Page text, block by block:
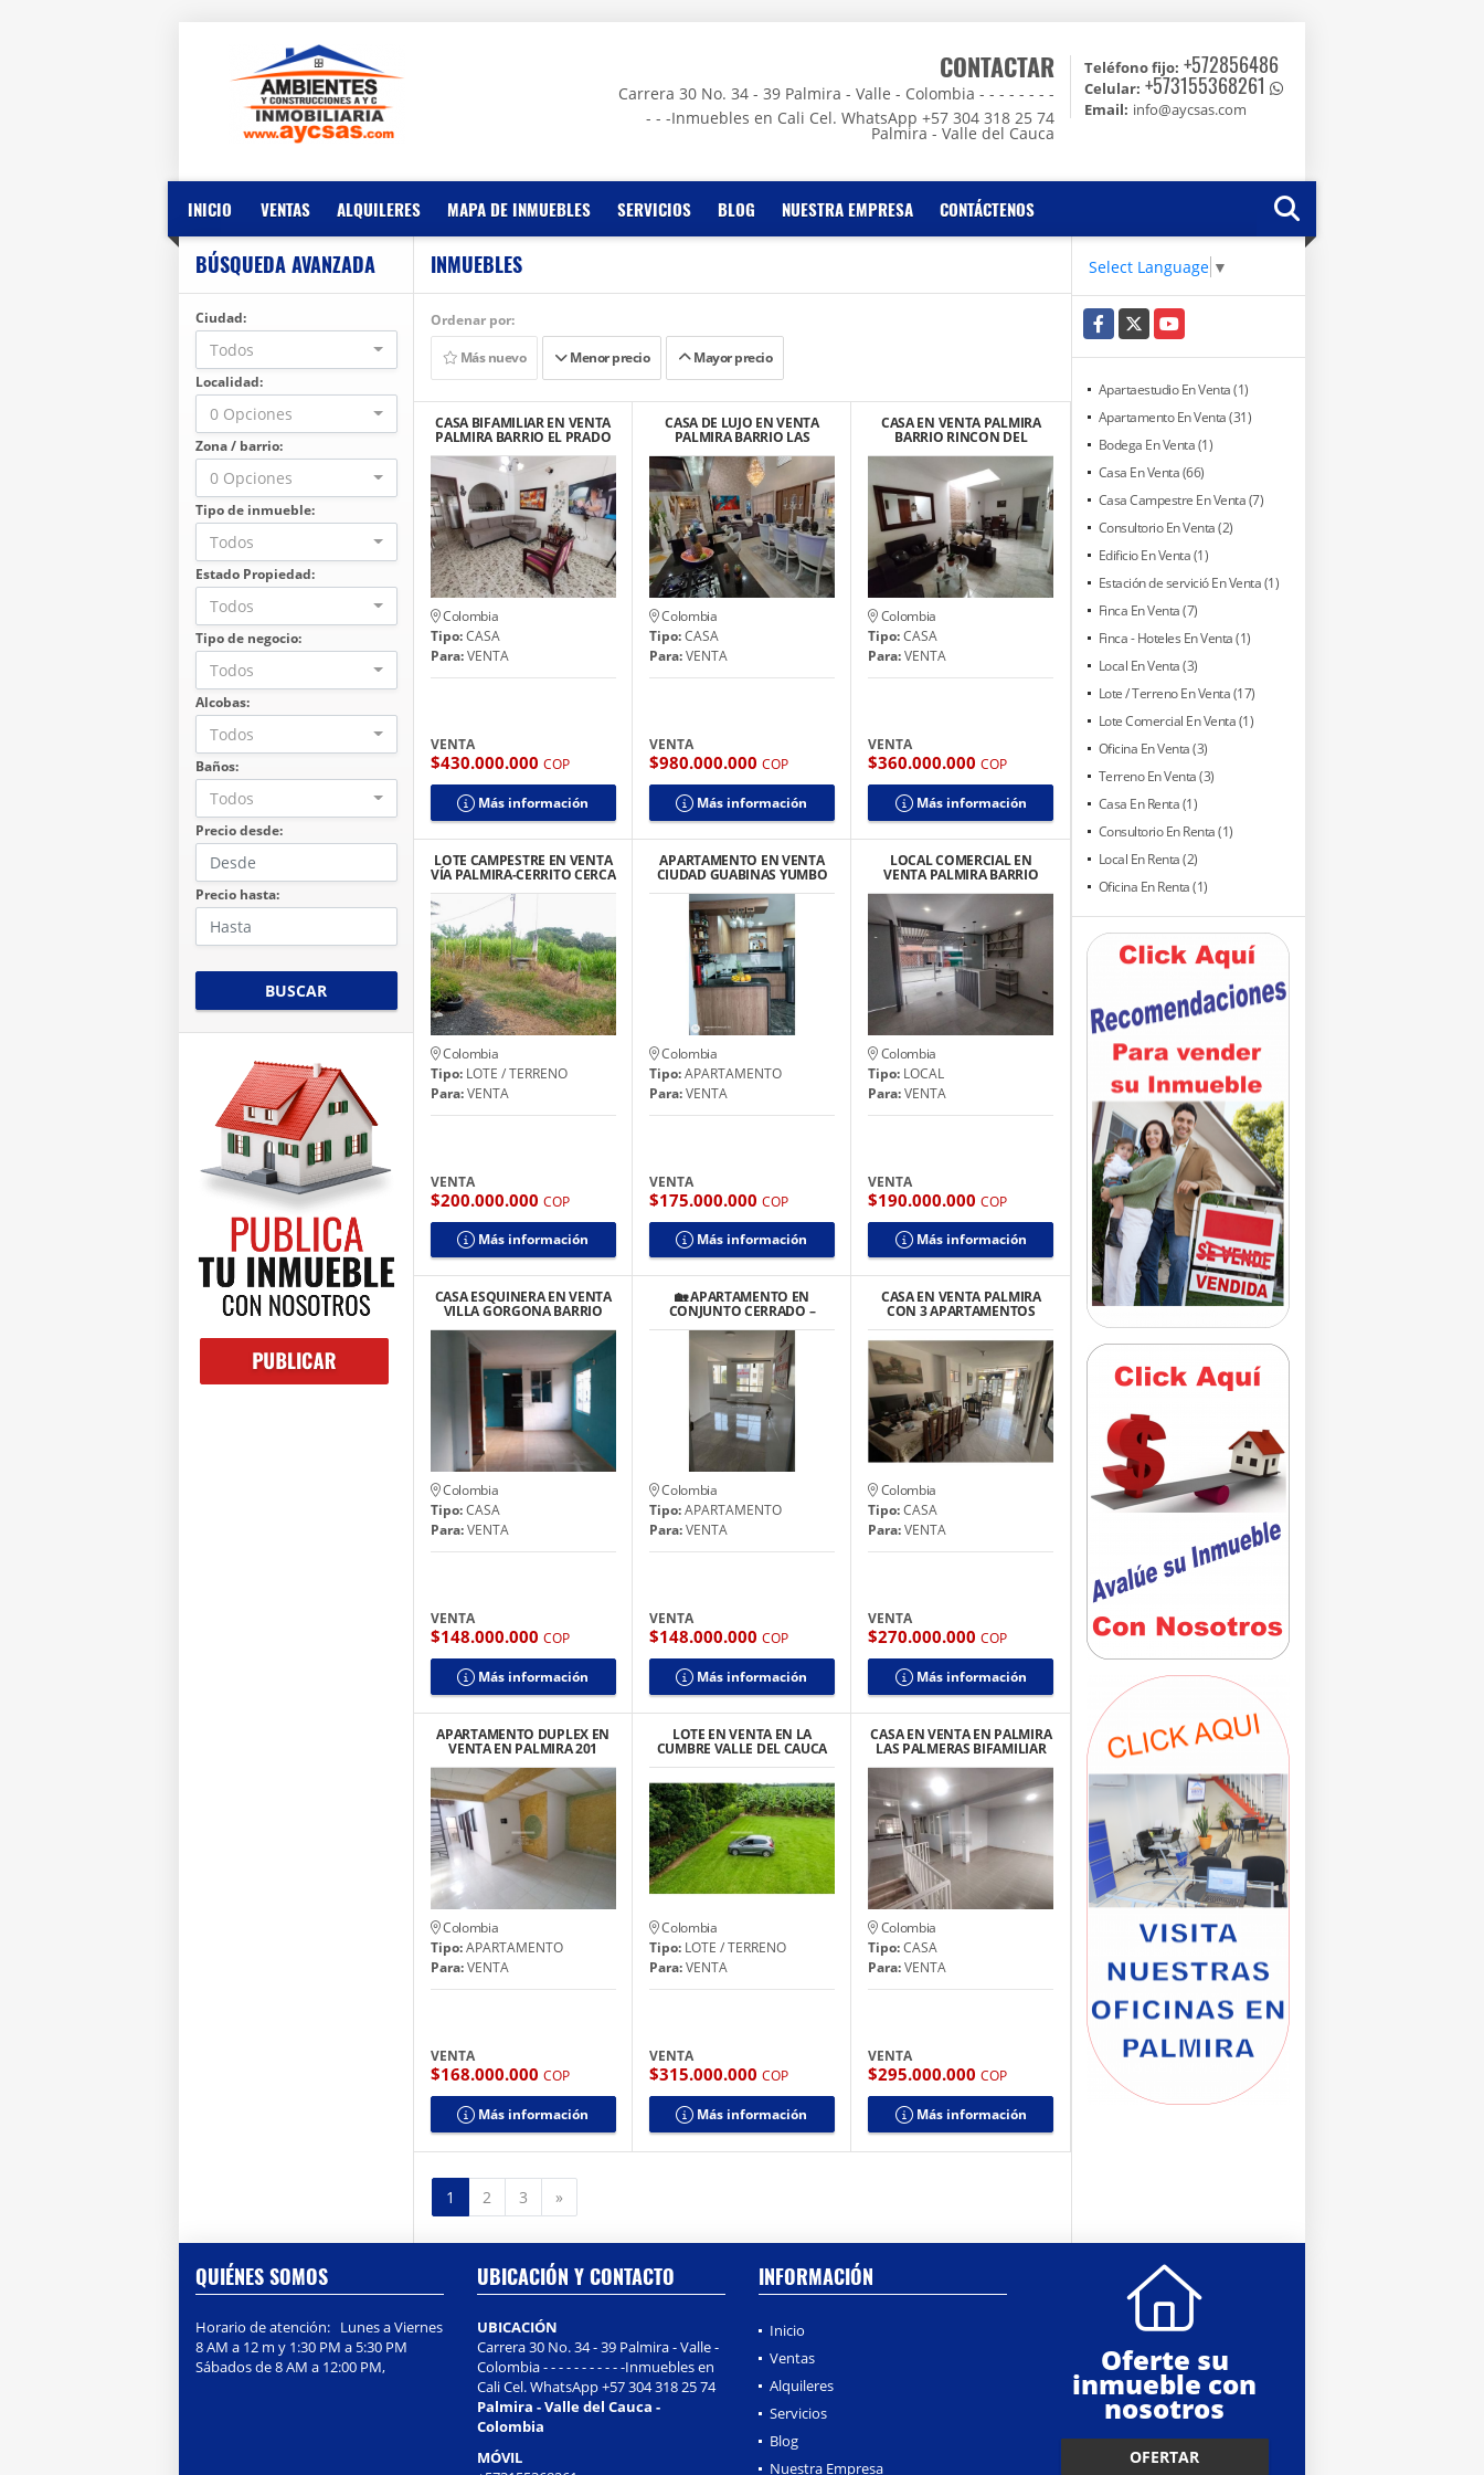
CONTACTAR
Carrera 30 No. 34 - 39 Palmira - Valle - Colombia - - - - - - - -
- - -Inmuebles en Cali Cel. WhatsApp +57 304 318 25 74
Palmira - Valle del Cauca
Teléfono fijo: +572856486
Celular: +573155368261
Email: info@aycsas.com
INICIO VENTAS ALQUILERES MAPA DE INMUEBLES SERVICIOS BLOG NUESTRA EMPRESA CONTÁCTENOS
BÚSQUEDA AVANZADA
Ciudad:
Todos
Localidad:
0 Opciones
Zona / barrio:
0 Opciones
Tipo de inmueble:
Todos
Estado Propiedad:
Todos
Tipo de negocio:
Todos
Alcobas:
Todos
Baños:
Todos
Precio desde:
Precio hasta:
BUSCAR
INMUEBLES
Ordenar por:
Más nuevo
Menor precio Mayor precio
CASA BIFAMILIAR EN VENTA
PALMIRA BARRIO EL PRADO
Colombia
Tipo:CASA
Para:VENTA
VENTA
$430.000.000 COP
Más información
CASA DE LUJO EN VENTA
PALMIRA BARRIO LAS
MERCEDES MODERNA
AMPLIA
Colombia
Tipo:CASA
Para:VENTA
VENTA
$980.000.000 COP
Más información
CASA EN VENTA PALMIRA
BARRIO RINCON DEL
BOSQUE
Colombia
Tipo:CASA
Para:VENTA
VENTA
$360.000.000COP
Más información
LOTE CAMPESTRE EN VENTA
VÍA PALMIRA-CERRITO CERCA
A LA PANAMERICANA
Colombia
Tipo:LOTE / TERRENO
Para:VENTA
VENTA
$200.000.000 COP
Más información
APARTAMENTO EN VENTA
CIUDAD GUABINAS YUMBO
Colombia
Tipo:APARTAMENTO
Para:VENTA
VENTA
$175.000.000 COP
Más información
LOCAL COMERCIAL EN
VENTA PALMIRA BARRIO
ALAMEDA 2 PISOS
Colombia
Tipo: LOCAL
Para:VENTA
VENTA
$190.000.000COP
Más información
CASA ESQUINERA EN VENTA
VILLA GORGONA BARRIO
ALDEA CAMPESTRE
Colombia
Tipo:CASA
Para:VENTA
VENTA
$148.000.000 COP
Más información
🏡 APARTAMENTO EN
CONJUNTO CERRADO –
VILLAGORGONA
Colombia
Tipo:APARTAMENTO
Para:VENTA
VENTA
$148.000.000 COP
Más información
CASA EN VENTA PALMIRA
CON 3 APARTAMENTOS
INDEPENDIENTES ALAMEDA
Colombia
Tipo:CASA
Para:VENTA
VENTA
$270.000.000COP
Más información
APARTAMENTO DUPLEX EN
VENTA EN PALMIRA 201
SOBRE CARRERA 19
Colombia
Tipo:APARTAMENTO
Para:VENTA
VENTA
$168.000.000 COP
Más información
LOTE EN VENTA EN LA
CUMBRE VALLE DEL CAUCA
Colombia
Tipo:LOTE / TERRENO
Para:VENTA
VENTA
$315.000.000 COP
Más información
CASA EN VENTA EN PALMIRA
LAS PALMERAS BIFAMILIAR
Colombia
Tipo:CASA
Para:VENTA
VENTA
$295.000.000COP
Más información
1 2 3 »Siguiente
Select Language ▼
Facebook
X YouTube
Apartaestudio En Venta (1)
Apartamento En Venta (31)
Bodega En Venta (1)
Casa En Venta (66)
Casa Campestre En Venta (7)
Consultorio En Venta (2)
Edificio En Venta (1)
Estación de servició En Venta (1)
Finca En Venta (7)
Finca - Hoteles En Venta (1)
Local En Venta (3)
Lote / Terreno En Venta (17)
Lote Comercial En Venta (1)
Oficina En Venta (3)
Terreno En Venta (3)
Casa En Renta (1)
Consultorio En Renta (1)
Local En Renta (2)
Oficina En Renta (1)
QUIÉNES SOMOS
Horario de atención: Lunes a Viernes
8 AM a 12 m y 1:30 PM a 5:30 PM
Sábados de 8 AM a 12:00 PM,
UBICACIÓN Y CONTACTO
UBICACIÓN
Carrera 30 No. 34 - 39 Palmira - Valle -
Colombia - - - - - - - - - - -Inmuebles en
Cali Cel. WhatsApp +57 304 318 25 74
Palmira - Valle del Cauca -
Colombia
MÓVIL
INFORMACIÓN
Inicio
Ventas
Alquileres
Servicios
Blog
Nuestra Empresa
Oferte su
inmueble con
nosotros
OFERTAR